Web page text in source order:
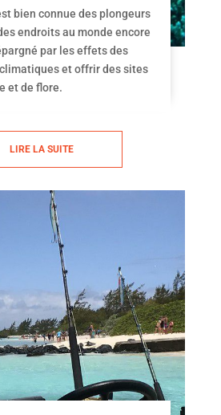
bien connue des plongeurs
endroits au monde encore
par les effets des
et offrir des sites
et de flore.
LIRE LA SUITE